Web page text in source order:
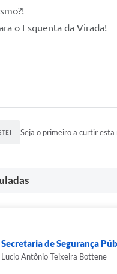
o Esquenta da Virada!
Seja o primeiro a curtir esta
Secretaria de Segurança
Lucio Antônio Teixeira Bottene